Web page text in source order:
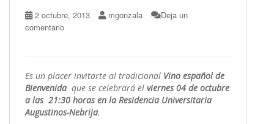
2 octubre, 2013 mgonzala
Deja un
comentario
Es un placer invitarte al tradicional Vino español de
Bienvenida que se celebrará el viernes 04 de octubre
a las 21:30 horas en la Residencia Universitaria
Augustinos-Nebrija.